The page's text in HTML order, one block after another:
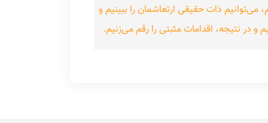
ذات حقیقی ارتعاشمان را ببینیم و
در نتیجه، اقدامات مثبتی را رقم می‌زنیم.